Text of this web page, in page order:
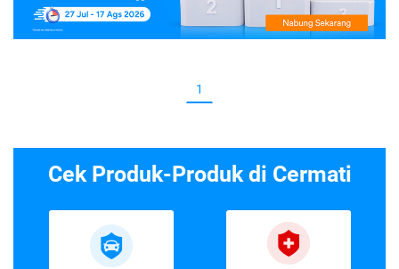
1
Cek Produk-Produk di Cermati